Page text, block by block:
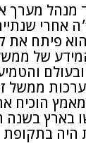
מנהל מערך
אחרי
פיתח את
של ממשל
ממשל
הוכיח
בארץ בשנה
היה